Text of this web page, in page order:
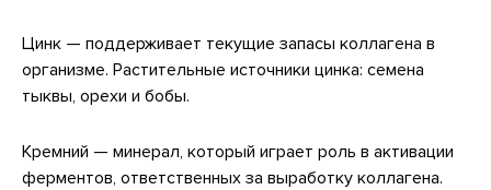
Цинк — поддерживает текущие запасы коллагена в
организме. Растительные источники цинка: семена
тыквы, орехи и бобы.
Кремний — минерал, который играет роль в активации
ферментов, ответственных за выработку коллагена.